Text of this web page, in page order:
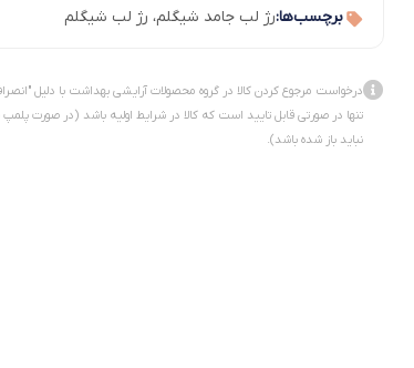
برچسب‌ها:رژ لب جامد شیگلم، رژ لب شیگلم
درخواست مرجوع کردن کالا در گروه محصولات آرایشی بهداشت با دلیل
تنها در صورتی قابل تایید است که کالا در شرایط اولیه باشد (در صورت پلمپ
نباید باز شده باشد).